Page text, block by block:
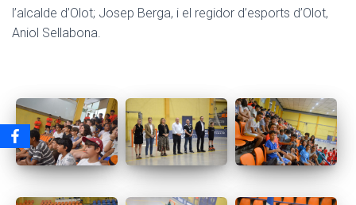
l’alcalde d’Olot; Josep Berga, i el regidor d’esports d’Olot,
Aniol Sellabona.